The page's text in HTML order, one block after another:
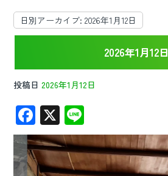
日別アーカイブ:2026年1月12日
2026年1月12日
投稿日 2026年1月12日
F
ac
e
X
n
e